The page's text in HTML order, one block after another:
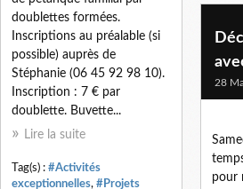
doublettes formées.
Inscriptions au préalable (si
possible) auprès de
Stéphanie (06 45 92 98 10).
Inscription : 7 € par
doublette. Buvette...
Lire la suite
Tag(s) : #Activités
exceptionnelles, #Projets
28
pour